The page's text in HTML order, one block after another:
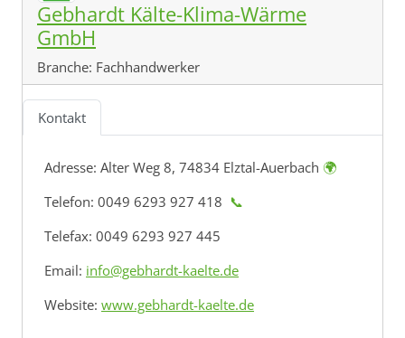
Gebhardt Kälte-Klima-Wärme
GmbH
Branche: Fachhandwerker
Kontakt
Adresse: Alter Weg 8, 74834 Elztal-Auerbach 🌍
Telefon: 0049 6293 927 418 📞
Telefax: 0049 6293 927 445
Email: info@gebhardt-kaelte.de
Website: www.gebhardt-kaelte.de